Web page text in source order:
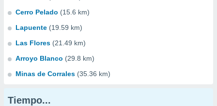
Cerro Pelado (15.6 km)
Lapuente (19.59 km)
Las Flores (21.49 km)
Arroyo Blanco (29.8 km)
Minas de Corrales (35.36 km)
Tiempo...